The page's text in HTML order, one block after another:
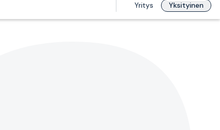
Yritys Yksityinen